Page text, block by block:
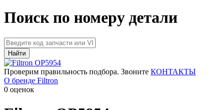
Поиск по номеру детали
Проверим правильность подбора. Звоните КОНТАКТЫ
О бренде Filtron
0 оценок